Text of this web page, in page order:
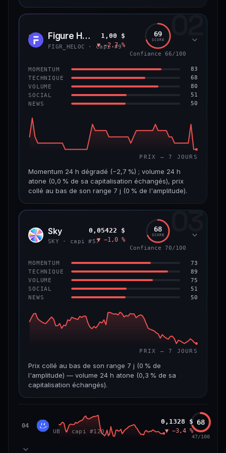
CAP. MARCHÉ VOLUME 24 H
VAR. 7 J VAR. 30 J
+2,0 %
VS ATH
−8,5 %
CONFIANCE 69/100
02
FIGR Figure Heloc
FIGR_HELOC · capi #9
1,00 $
▼ −2,7 %
69
SCORE
Confiance 66/100
MOMENTUM 83
TECHNIQUE 68
VOLUME 80
SOCIAL 51
NEWS 50
PRIX — 7 JOURS
Momentum 24 h dégradé (−2,7 %) ; volume 24 h
atone (0,0 % de sa capitalisation échangés), prix
collé au bas de son range 7 j (0 % de l'amplitude).
CAP. MARCHÉ VOLUME 24 H
VAR. 7 J VAR. 30 J
−3,2 %
VS ATH
−5,6 %
RANG CAPI.
#9
CONFIANCE 66/100
03
SKY Sky
SKY · capi #57
0,05422 $
▼ −1,0 %
68
SCORE
Confiance 70/100
MOMENTUM 73
TECHNIQUE 89
VOLUME 75
SOCIAL 51
NEWS 50
PRIX — 7 JOURS
Prix collé au bas de son range 7 j (0 % de
l'amplitude) — volume 24 h atone (0,3 % de sa
capitalisation échangés).
VAR. 7 J VAR. 30 J
04 UB Unibase
UB · capi #120
0,1328 $
▼ −3,4 %
68
47/100